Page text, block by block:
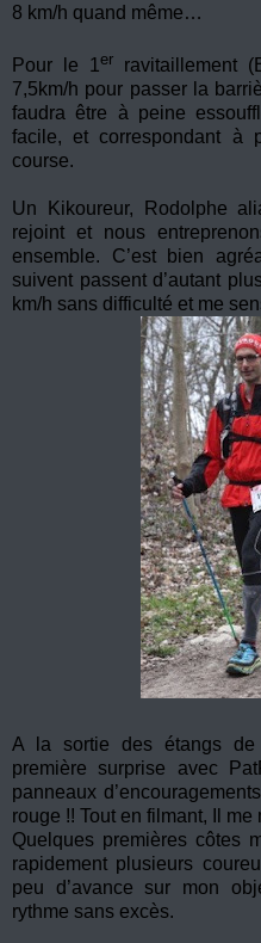
8 km/h quand même…
Pour le 1 er ravitaillement
7,5km/h pour passer la
faudra être à peine
facile, et correspondant à
course.
Un Kikoureur, Rodolphe
rejoint et nous
ensemble. C’est bien
suivent passent d’autant
km/h sans difficulté et me
A la sortie des étangs
première surprise avec
panneaux
rouge !! Tout en filmant, Il
Quelques premières côtes
rapidement plusieurs
peu d’avance sur mon
rythme sans excès.